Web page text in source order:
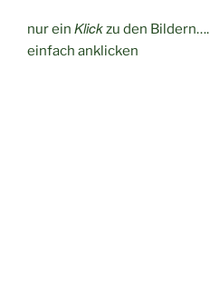
nur ein Klickzu den Bildern….
einfach anklicken